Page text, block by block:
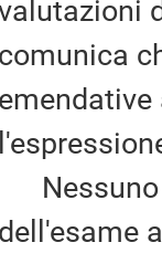
comunica
Nessuno
dell'esame